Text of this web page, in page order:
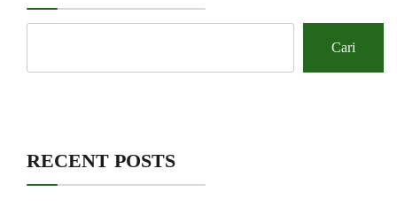
Cari
RECENT POSTS